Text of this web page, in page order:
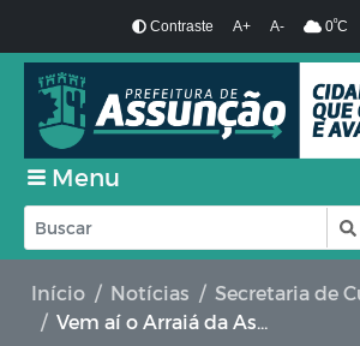
Contraste A+ A- 0ºC
Menu
Início Notícias
Secretaria de
Vem aí o Arraiá da Assistência Social!